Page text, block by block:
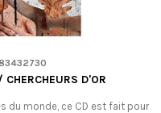
D'OR
du monde, ce CD est fait pour